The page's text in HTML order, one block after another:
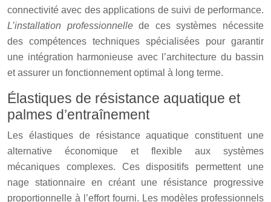
connectivité avec des applications de suivi de performance.
L’installation professionnellede ces systèmes nécessite
des compétences techniques spécialisées pour garantir
une intégration harmonieuse avec l’architecture du bassin
et assurer un fonctionnement optimal à long terme.
Élastiques de résistance aquatique et
palmes d’entraînement
Les élastiques de résistance aquatique constituent une
alternative économique et flexible aux systèmes
mécaniques complexes. Ces dispositifs permettent une
nage stationnaire en créant une résistance progressive
proportionnelle à l’effort fourni. Les modèles professionnels